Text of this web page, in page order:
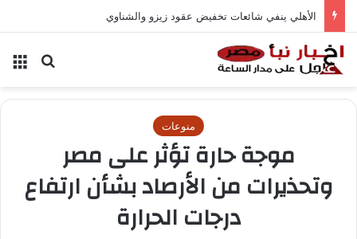
الأهلي ينفي شائعات تخفيض عقود زيزو والشناوي
بحث
منوعات
موجة حارة تؤثر على مصر
وتحذيرات من الأرصاد بشأن ارتفاع
درجات الحرارة